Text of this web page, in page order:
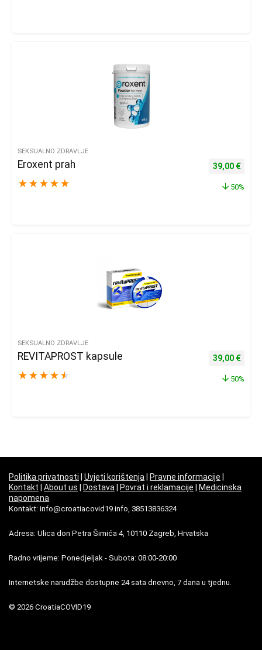
SEKSUALNO ZDRAVLJE
Eroxent prah
★ ★ ★ ★ ★
Izvorna
39,00 €
50%
SEKSUALNO ZDRAVLJE
REVITAPROST kapsule
★ ★ ★ ★ ★
Izvorna
39,00 €
50%
Politika privatnosti | Uvjeti korištenja | Pravne informacije |
Kontakt | About us | Dostava | Povrat i reklamacije | Medicinska
napomena
Kontakt: info@croatiacovid19.info, 38513836324
Adresa: Ulica don Petra Šimića 4, 10110 Zagreb, Hrvatska
Radno vrijeme: Ponedjeljak - Subota: 08:00-20:00
Internetske narudžbe dostupne 24 sata dnevno, 7 dana u tjednu.
© 2026 CroatiaCOVID19